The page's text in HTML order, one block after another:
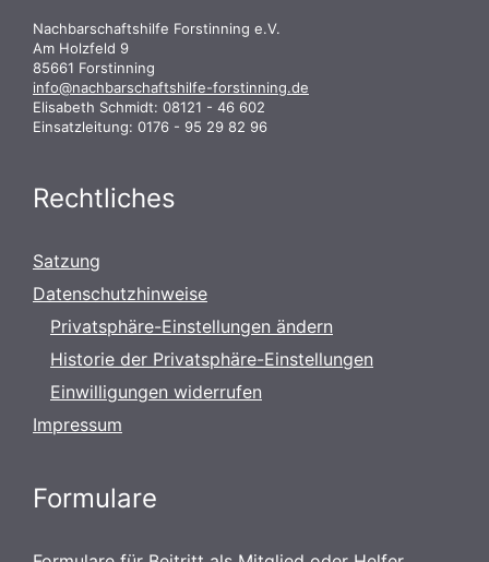
Nachbarschaftshilfe Forstinning e.V.
Am Holzfeld 9
85661 Forstinning
info@nachbarschaftshilfe-forstinning.de
Elisabeth Schmidt: 08121 - 46 602
Einsatzleitung: 0176 - 95 29 82 96
Rechtliches
Satzung
Datenschutzhinweise
Privatsphäre-Einstellungen ändern
Historie der Privatsphäre-Einstellungen
Einwilligungen widerrufen
Impressum
Formulare